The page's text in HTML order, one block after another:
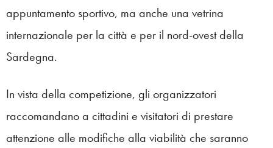
appuntamento sportivo, ma anche una vetrina
internazionale per la città e per il nord-ovest della
Sardegna.
In vista della competizione, gli organizzatori
raccomandano a cittadini e visitatori di prestare
attenzione alle modifiche alla viabilità che saranno